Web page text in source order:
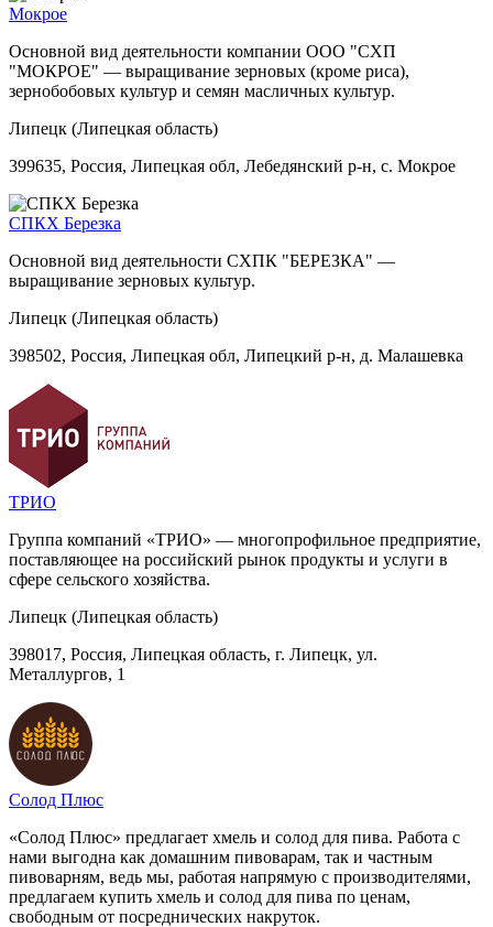
Мокрое
Основной вид деятельности компании ООО "СХП
"МОКРОЕ" — выращивание зерновых (кроме риса),
зернобобовых культур и семян масличных культур.
Липецк (Липецкая область)
399635, Россия, Липецкая обл, Лебедянский р-н, с. Мокрое
СПКХ Березка
Основной вид деятельности СХПК "БЕРЕЗКА" —
выращивание зерновых культур.
Липецк (Липецкая область)
398502, Россия, Липецкая обл, Липецкий р-н, д. Малашевка
ТРИО
Группа компаний «ТРИО» — многопрофильное предприятие,
поставляющее на российский рынок продукты и услуги в
сфере сельского хозяйства.
Липецк (Липецкая область)
398017, Россия, Липецкая область, г. Липецк, ул.
Металлургов, 1
Солод Плюс
«Солод Плюс» предлагает хмель и солод для пива. Работа с
нами выгодна как домашним пивоварам, так и частным
пивоварням, ведь мы, работая напрямую с производителями,
предлагаем купить хмель и солод для пива по ценам,
свободным от посреднических накруток.